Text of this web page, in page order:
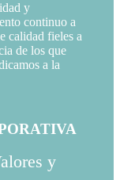
y
continuo a
calidad fieles a
de los que
a la
y